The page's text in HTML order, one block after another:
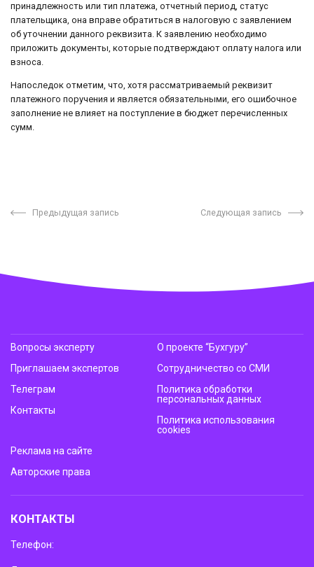
принадлежность или тип платежа, отчетный период, статус
плательщика, она вправе обратиться в налоговую с заявлением
об уточнении данного реквизита. К заявлению необходимо
приложить документы, которые подтверждают оплату налога или
взноса.
Напоследок отметим, что, хотя рассматриваемый реквизит
платежного поручения и является обязательными, его ошибочное
заполнение не влияет на поступление в бюджет перечисленных
сумм.
Предыдущая запись Следующая запись
Вопросы эксперту
Приглашаем экспертов
Телеграм
Контакты
О проекте “Бухгуру”
Сотрудничество со СМИ
Политика обработки
персональных данных
Политика использования
cookies
Реклама на сайте
Авторские права
КОНТАКТЫ
Телефон: